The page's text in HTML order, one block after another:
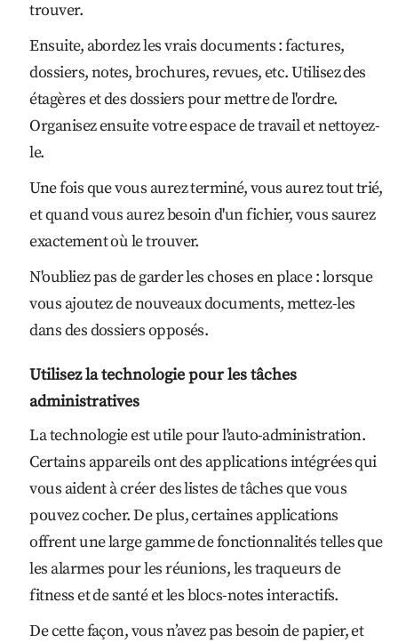
trouver.
Ensuite, abordez les vrais documents : factures,
dossiers, notes, brochures, revues, etc. Utilisez des
étagères et des dossiers pour mettre de l'ordre.
Organisez ensuite votre espace de travail et nettoyez-
le.
Une fois que vous aurez terminé, vous aurez tout trié,
et quand vous aurez besoin d'un fichier, vous saurez
exactement où le trouver.
N'oubliez pas de garder les choses en place : lorsque
vous ajoutez de nouveaux documents, mettez-les
dans des dossiers opposés.
Utilisez la technologie pour les tâches
administratives
La technologie est utile pour l'auto-administration.
Certains appareils ont des applications intégrées qui
vous aident à créer des listes de tâches que vous
pouvez cocher. De plus, certaines applications
offrent une large gamme de fonctionnalités telles que
les alarmes pour les réunions, les traqueurs de
fitness et de santé et les blocs-notes interactifs.
De cette façon, vous n’avez pas besoin de papier, et